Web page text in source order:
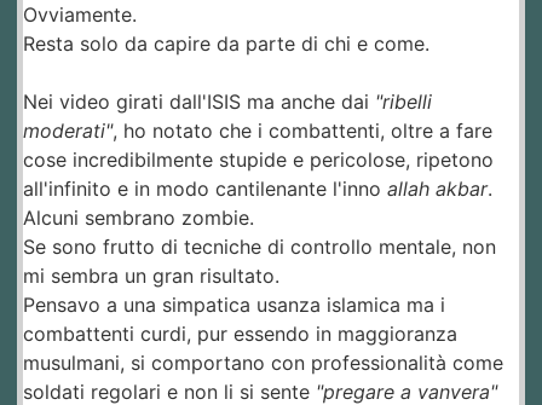
Ovviamente.
Resta solo da capire da parte di chi e come.
Nei video girati dall'ISIS ma anche dai "ribelli
moderati", ho notato che i combattenti, oltre a fare
cose incredibilmente stupide e pericolose, ripetono
all'infinito e in modo cantilenante l'inno allah akbar.
Alcuni sembrano zombie.
Se sono frutto di tecniche di controllo mentale, non
mi sembra un gran risultato.
Pensavo a una simpatica usanza islamica ma i
combattenti curdi, pur essendo in maggioranza
musulmani, si comportano con professionalità come
soldati regolari e non li si sente "pregare a vanvera"